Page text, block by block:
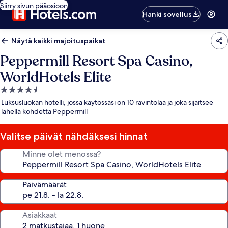
Siirry sivun pääosioon
Hanki sovellus
Näytä kaikki majoituspaikat
Peppermill Resort Spa Casino,
WorldHotels Elite
4.5
tähden
majoituspaikka
Luksusluokan hotelli, jossa käytössäsi on 10 ravintolaa ja joka sijaitsee
lähellä kohdetta Peppermill
Valitse päivät nähdäksesi hinnat
Minne olet menossa?
Päivämäärät
Asiakkaat